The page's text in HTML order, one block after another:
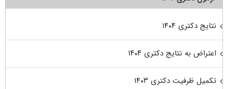
نتایج دکتری ۱۴۰۴
اعتراض به نتایج دکتری ۱۴۰۴
تکمیل ظرفیت دکتری ۱۴۰۳